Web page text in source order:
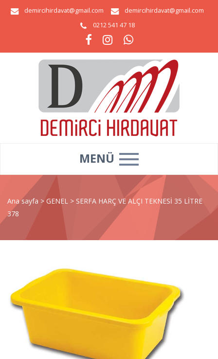
demircihirdavat@gmail.com
demircihirdavat@gmail.com
0212 541 47 18
MENÜ
Ana sayfa > GENEL > SERFA HARÇ VE ALÇI TEKNESİ 35 LİTRE
378